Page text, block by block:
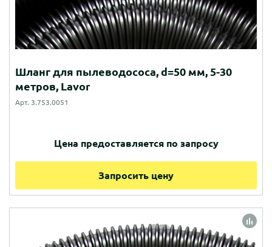
Шланг для пылеводососа, d=50 мм, 5-30
метров, Lavor
Арт. 3.753.0051
Цена предоставляется по запросу
Запросить цену